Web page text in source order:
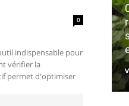
0
indispensable pour
vérifier la
permet d'optimiser